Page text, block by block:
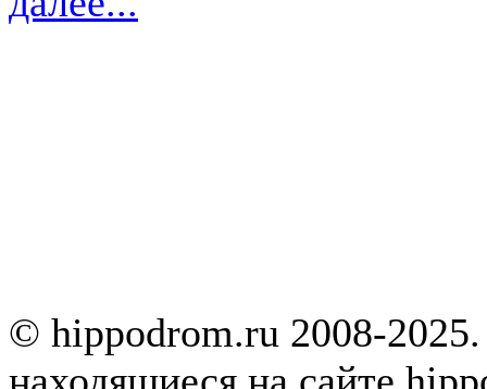
© hippodrom.ru 2008-